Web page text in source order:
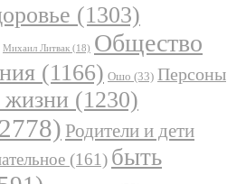
(1303)
Михаил Литвак (18) Общество
(1166) Ошо (33) Персоны
(1230)
Родители и дети
(161) быть